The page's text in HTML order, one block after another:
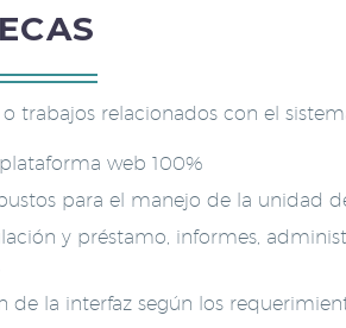
trabajos relacionados con el
web 100%
para el manejo de la unidad
y préstamo, informes,
de la interfaz según los